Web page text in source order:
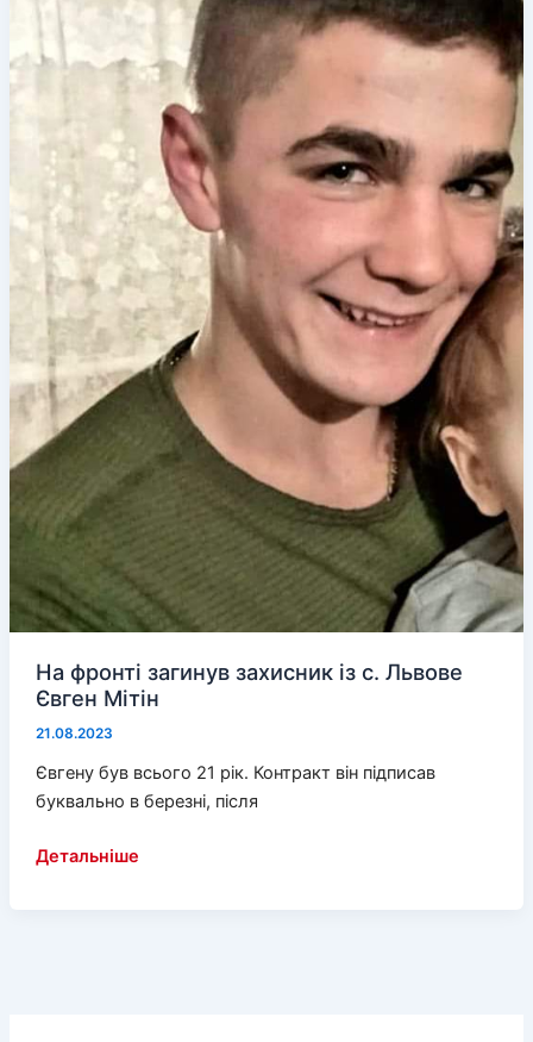
На фронті загинув захисник із с. Львове
Євген Мітін
21.08.2023
Євгену був всього 21 рік. Контракт він підписав
буквально в березні, після
На
Детальніше